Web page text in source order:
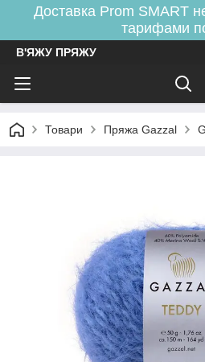
Доставка Prom SMART
тарифами
В'ЯЖУ ПРЯЖУ
Товари Пряжа Gazzal